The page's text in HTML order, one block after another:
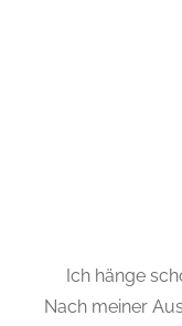
Ich hänge
Nach meiner